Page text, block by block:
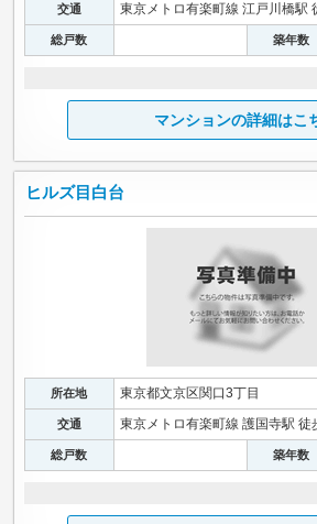
交通 東京メトロ有楽町線 江戸川橋駅
総戸数 築年数
マンションの詳細はこ
ヒルズ目白台
所在地 東京都文京区関口3丁目
交通 東京メトロ有楽町線 護国寺駅 徒
総戸数 築年数